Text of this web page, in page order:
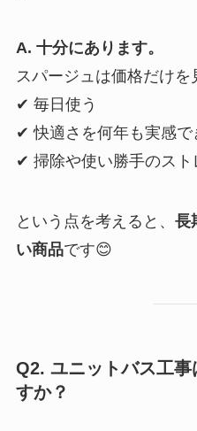
A. 十分にあります。
スパージュは価格だけを
✔ 毎日使う
✔ 快適さを何年も実感で
✔ 掃除や使い勝手のスト
という点を考えると、 長
い商品です😊
Q2. ユニットバス工事
すか？